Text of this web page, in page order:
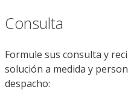
Consulta
Formule sus consulta y
solución a medida y
despacho: